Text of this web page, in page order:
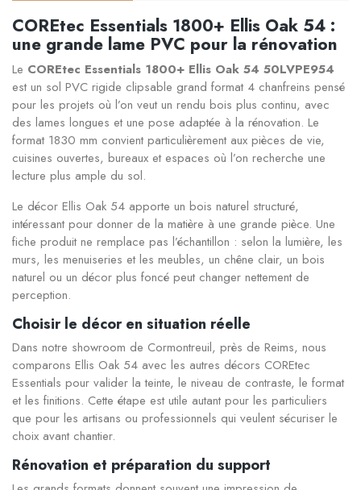
COREtec Essentials 1800+ Ellis Oak 54 :
une grande lame PVC pour la rénovation
Le COREtec Essentials 1800+ Ellis Oak 54 50LVPE954
est un sol PVC rigide clipsable grand format 4 chanfreins pensé
pour les projets où l’on veut un rendu bois plus continu, avec
des lames longues et une pose adaptée à la rénovation. Le
format 1830 mm convient particulièrement aux pièces de vie,
cuisines ouvertes, bureaux et espaces où l’on recherche une
lecture plus ample du sol.
Le décor Ellis Oak 54 apporte un bois naturel structuré,
intéressant pour donner de la matière à une grande pièce. Une
fiche produit ne remplace pas l’échantillon : selon la lumière, les
murs, les menuiseries et les meubles, un chêne clair, un bois
naturel ou un décor plus foncé peut changer nettement de
perception.
Choisir le décor en situation réelle
Dans notre showroom de Cormontreuil, près de Reims, nous
comparons Ellis Oak 54 avec les autres décors COREtec
Essentials pour valider la teinte, le niveau de contraste, le format
et les finitions. Cette étape est utile autant pour les particuliers
que pour les artisans ou professionnels qui veulent sécuriser le
choix avant chantier.
Rénovation et préparation du support